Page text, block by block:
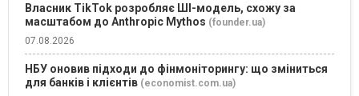
Власник TikTok розробляє ШІ-модель, схожу за
масштабом до Anthropic Mythos (founder.ua)
07.08.2026
НБУ оновив підходи до фінмоніторингу: що зміниться
для банків і клієнтів (economist.com.ua)